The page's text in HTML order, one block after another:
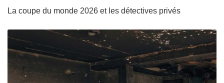
La coupe du monde 2026 et les détectives privés